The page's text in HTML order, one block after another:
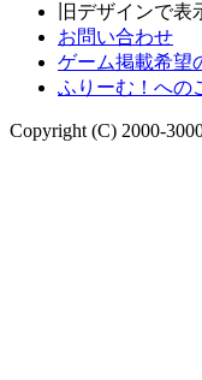
旧デザインで表
お問い合わせ
ゲーム掲載希望
ふりーむ！への
Copyright (C) 2000-